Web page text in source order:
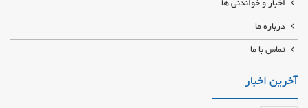
اخبار و خواندنی ها
درباره ما
تماس با ما
آخرین اخبار